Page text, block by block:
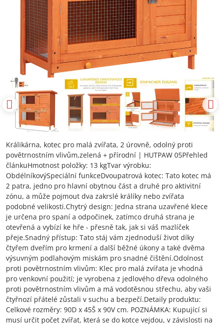
Králikárna, kotec pro malá zvířata, 2 úrovně, odolný proti
povětrnostním vlivům,zelená + přírodní | HUTPAW 05Přehled
článkuHmotnost položky: 13 kgTvar výrobku:
ObdélníkovýSpeciální funkceDvoupatrová kotec: Tato kotec má
2 patra, jedno pro hlavní obytnou část a druhé pro aktivitní
zónu, a může pojmout dva zakrslé králíky nebo zvířata
podobné velikosti.Chytrý design: Jedna strana uzavřené klece
je určena pro spaní a odpočinek, zatímco druhá strana je
otevřená a vybízí ke hře - přesně tak, jak si váš mazlíček
přeje.Snadný přístup: Tato stáj vám zjednoduší život díky
čtyřem dveřím pro krmení a další běžné úkony a také dvěma
výsuvným podlahovým miskám pro snadné čištění.Odolnost
proti povětrnostním vlivům: Klec pro malá zvířata je vhodná
pro venkovní použití; je vyrobena z jedlového dřeva odolného
proti povětrnostním vlivům a má vodotěsnou střechu, aby vaši
čtyřnozí přátelé zůstali v suchu a bezpečí.Detaily produktu:
Celkové rozměry: 90D x 45Š x 90V cm. POZNÁMKA: Kupující si
musí určit počet zvířat, která se do kotce vejdou, v závislosti na